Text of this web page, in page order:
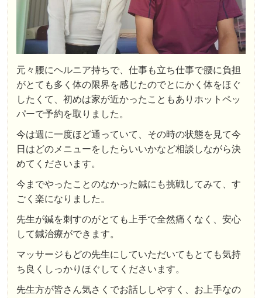
元々腰にヘルニア持ちで、仕事も立ち仕事で腰に負担
がとても多く体の限界を感じたのでとにかく体をほぐ
したくて、初めは家が近かったこともありホットペッ
パーで予約を取りました。
今は週に一度ほど通っていて、その時の状態を見て今
日はどのメニューをしたらいいかなど相談しながら決
めてくださいます。
今までやったことのなかった鍼にも挑戦してみて、す
ごく楽になりました。
先生が鍼を刺すのがとても上手で全然痛くなく、安心
して鍼治療ができます。
マッサージもどの先生にしていただいてもとても気持
ち良くしっかりほぐしてくださいます。
先生方が皆さん気さくでお話ししやすく、お上手なの